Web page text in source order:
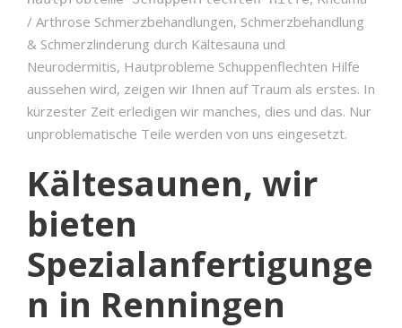
/ Arthrose Schmerzbehandlungen, Schmerzbehandlung
& Schmerzlinderung durch Kältesauna und
Neurodermitis, Hautprobleme Schuppenflechten Hilfe
aussehen wird, zeigen wir Ihnen auf Traum als erstes. In
kürzester Zeit erledigen wir manches, dies und das. Nur
unproblematische Teile werden von uns eingesetzt.
Kältesaunen, wir
bieten
Spezialanfertigunge
n in Renningen